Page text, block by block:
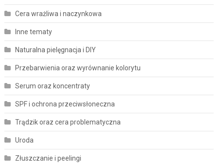
Cera wrażliwa i naczynkowa
Inne tematy
Naturalna pielęgnacja i DIY
Przebarwienia oraz wyrównanie kolorytu
Serum oraz koncentraty
SPF i ochrona przeciwsłoneczna
Trądzik oraz cera problematyczna
Uroda
Złuszczanie i peelingi